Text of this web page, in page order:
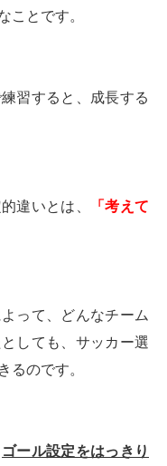
ことです。
習すると、成長する
違いとは、
「考えて
って、どんなチーム
しても、サッカー選
るのです。
ゴール設定をはっきり